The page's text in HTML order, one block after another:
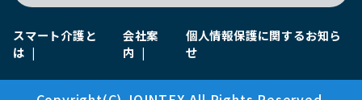
スマート介護と
は
会社案
内
個人情報保護に関するお知ら
せ